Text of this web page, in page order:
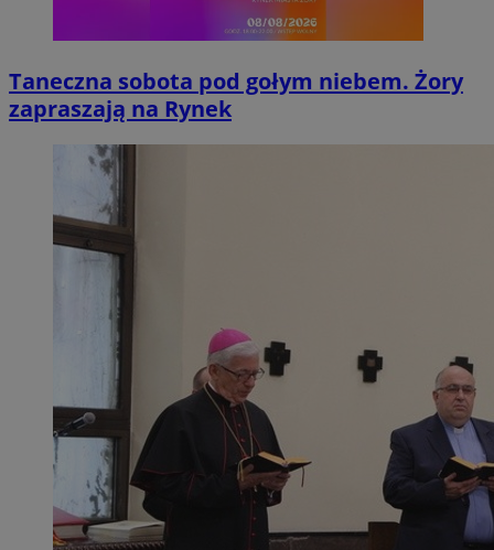
Taneczna sobota pod gołym niebem. Żory
zapraszają na Rynek